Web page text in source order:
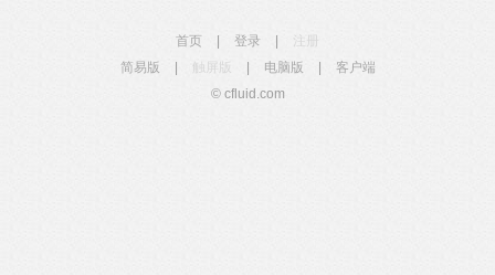
首页 登录
简易版
触屏版 电脑版
客户端
© cfluid.com